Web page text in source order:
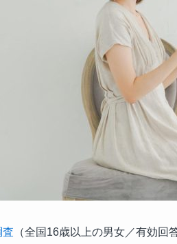
査 （全国16歳以上の男女／有効